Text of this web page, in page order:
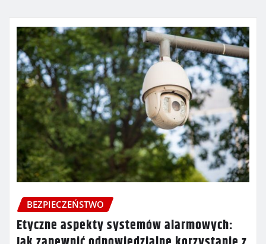
BEZPIECZEŃSTWO
Etyczne aspekty systemów alarmowych: